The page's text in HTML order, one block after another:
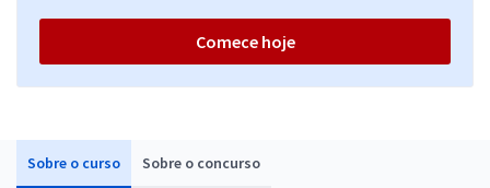
Sobre o curso Sobre o concurso
Comece hoje